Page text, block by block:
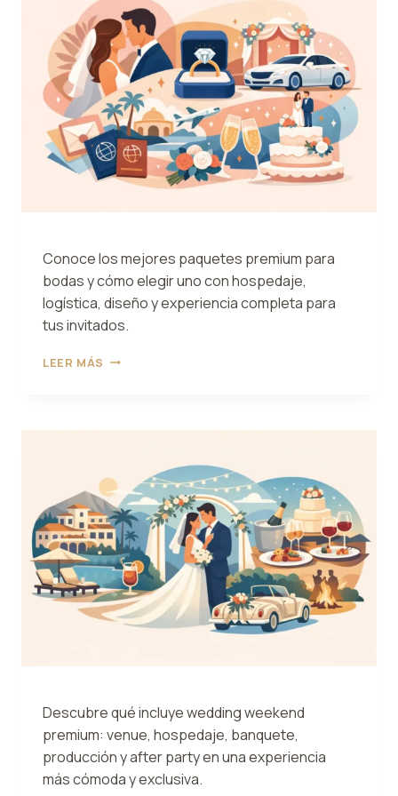
CONVIENE?
Conoce los mejores paquetes premium para
bodas y cómo elegir uno con hospedaje,
logística, diseño y experiencia completa para
tus invitados.
LEER MÁS MEJORES
BODAS
Descubre qué incluye wedding weekend
premium: venue, hospedaje, banquete,
producción y after party en una experiencia
más cómoda y exclusiva.